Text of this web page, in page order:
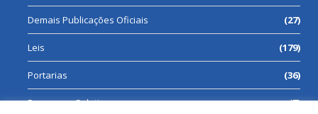
Demais Publicações Oficiais (27)
Leis (179)
Portarias (36)
Processos Seletivos (7)